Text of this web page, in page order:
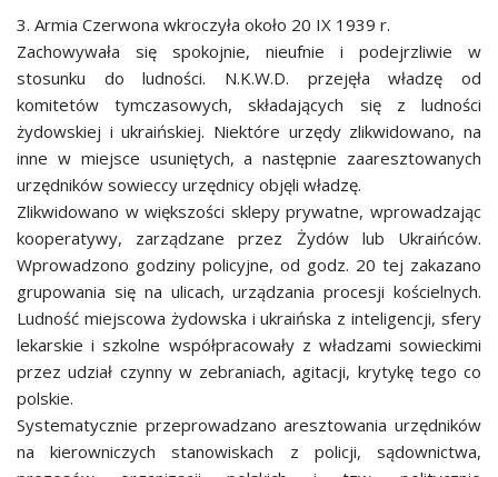
3. Armia Czerwona wkroczyła około 20 IX 1939 r.
Zachowywała się spokojnie, nieufnie i podejrzliwie w
stosunku do ludności. N.K.W.D. przejęła władzę od
komitetów tymczasowych, składających się z ludności
żydowskiej i ukraińskiej. Niektóre urzędy zlikwidowano, na
inne w miejsce usuniętych, a następnie zaaresztowanych
urzędników sowieccy urzędnicy objęli władzę.
Zlikwidowano w większości sklepy prywatne, wprowadzając
kooperatywy, zarządzane przez Żydów lub Ukraińców.
Wprowadzono godziny policyjne, od godz. 20 tej zakazano
grupowania się na ulicach, urządzania procesji kościelnych.
Ludność miejscowa żydowska i ukraińska z inteligencji, sfery
lekarskie i szkolne współpracowały z władzami sowieckimi
przez udział czynny w zebraniach, agitacji, krytykę tego co
polskie.
Systematycznie przeprowadzano aresztowania urzędników
na kierowniczych stanowiskach z policji, sądownictwa,